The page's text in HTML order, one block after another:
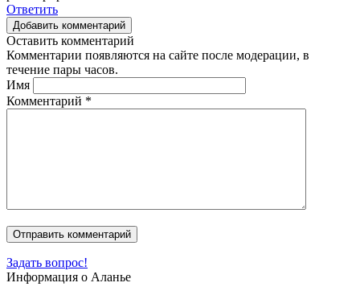
Ответить
Добавить комментарий
Оставить комментарий
Комментарии появляются на сайте после модерации, в
течение пары часов.
Имя
Комментарий *
Задать вопрос!
Информация о Аланье